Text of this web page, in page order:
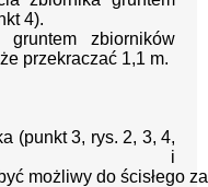
4).
gruntem zbiorników
przekraczać 1,1 m.
(punkt 3, rys. 2, 3, 4,
i
być możliwy do ścisłego